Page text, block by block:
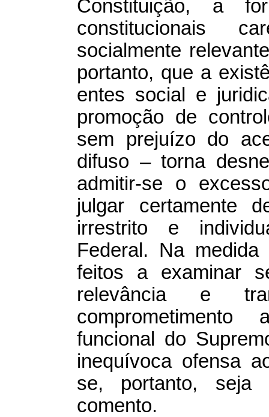
Constituição, a
constitucionais
socialmente
portanto, que a
entes social e
promoção de
sem prejuízo do
difuso – torna
admitir-se o
julgar certamente
irrestrito e
Federal. Na
feitos a examinar
relevância e
comprometimento
funcional do
inequívoca ofensa
se, portanto, seja
comento.